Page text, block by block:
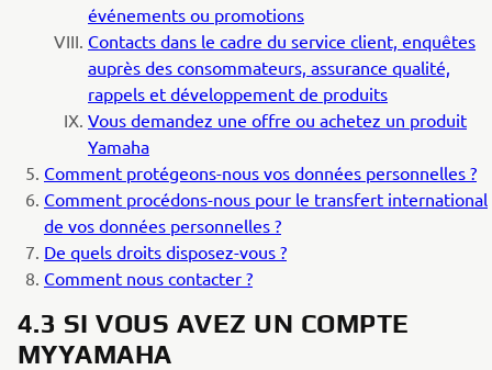
événements ou promotions
Contacts dans le cadre du service client, enquêtes
auprès des consommateurs, assurance qualité,
rappels et développement de produits
Vous demandez une offre ou achetez un produit
Yamaha
Comment protégeons-nous vos données personnelles ?
Comment procédons-nous pour le transfert international
de vos données personnelles ?
De quels droits disposez-vous ?
Comment nous contacter ?
4.3 SI VOUS AVEZ UN COMPTE
MYYAMAHA